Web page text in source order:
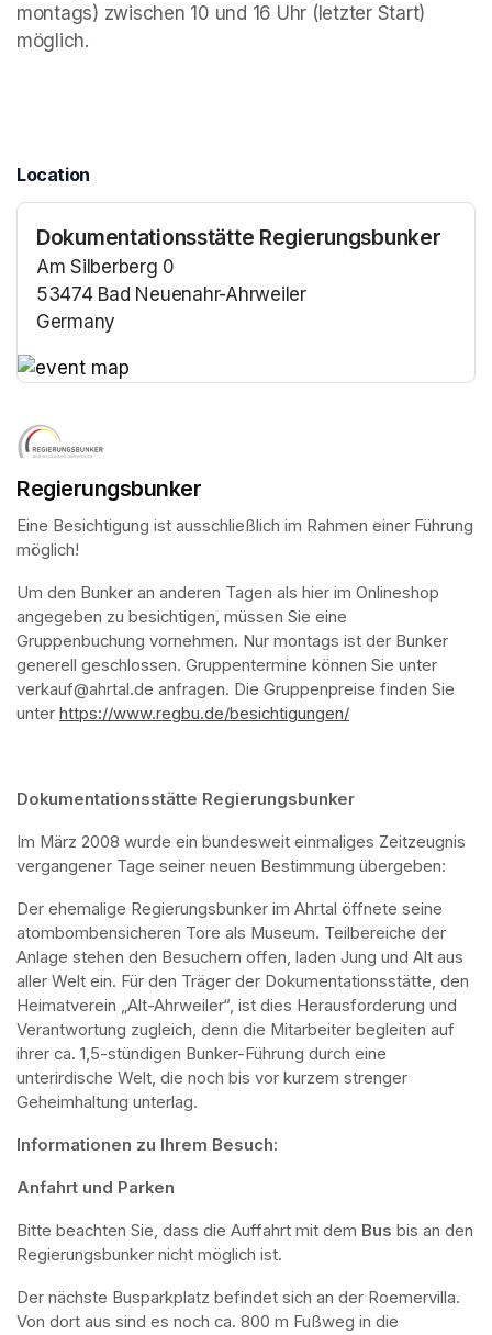
montags) zwischen 10 und 16 Uhr (letzter Start)
möglich.
Location
Dokumentationsstätte Regierungsbunker
Am Silberberg 0
53474 Bad Neuenahr-Ahrweiler
Germany
Regierungsbunker
Eine Besichtigung ist ausschließlich im Rahmen einer Führung
möglich!
Um den Bunker an anderen Tagen als hier im Onlineshop
angegeben zu besichtigen, müssen Sie eine
Gruppenbuchung vornehmen. Nur montags ist der Bunker
generell geschlossen. Gruppentermine können Sie unter
verkauf@ahrtal.de anfragen. Die Gruppenpreise finden Sie
unter https://www.regbu.de/besichtigungen/
Dokumentationsstätte Regierungsbunker
Im März 2008 wurde ein bundesweit einmaliges Zeitzeugnis
vergangener Tage seiner neuen Bestimmung übergeben:
Der ehemalige Regierungsbunker im Ahrtal öffnete seine
atombombensicheren Tore als Museum. Teilbereiche der
Anlage stehen den Besuchern offen, laden Jung und Alt aus
aller Welt ein. Für den Träger der Dokumentationsstätte, den
Heimatverein „Alt-Ahrweiler“, ist dies Herausforderung und
Verantwortung zugleich, denn die Mitarbeiter begleiten auf
ihrer ca. 1,5-stündigen Bunker-Führung durch eine
unterirdische Welt, die noch bis vor kurzem strenger
Geheimhaltung unterlag.
Informationen zu Ihrem Besuch:
Anfahrt und Parken
Bitte beachten Sie, dass die Auffahrt mit dem Bus bis an den
Regierungsbunker nicht möglich ist.
Der nächste Busparkplatz befindet sich an der Roemervilla.
Von dort aus sind es noch ca. 800 m Fußweg in die